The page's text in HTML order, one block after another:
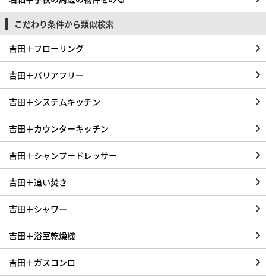
こだわり条件から類似検索
吉田＋フローリング
吉田＋バリアフリー
吉田＋システムキッチン
吉田＋カウンターキッチン
吉田＋シャンプードレッサー
吉田＋追い焚き
吉田＋シャワー
吉田＋浴室乾燥機
吉田＋ガスコンロ